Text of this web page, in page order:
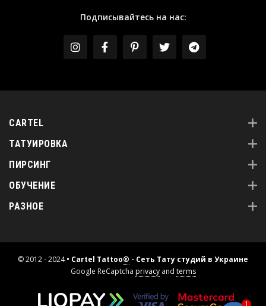
Подписывайтесь на нас:
CARTEL
ТАТУИРОВКА
ПИРСИНГ
ОБУЧЕНИЕ
РАЗНОЕ
© 2012 - 2024• Cartel Tattoo® - Сеть Тату студий в Украине
Google ReCaptcha privacyand terms
1